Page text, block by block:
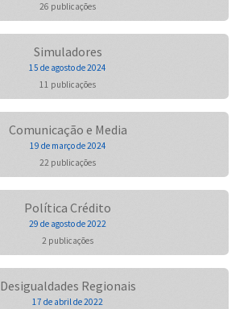
26 publicações
Simuladores
15 de agosto de 2024
11 publicações
Comunicação e Media
19 de março de 2024
22 publicações
Política Crédito
29 de agosto de 2022
2 publicações
Desigualdades Regionais
17 de abril de 2022